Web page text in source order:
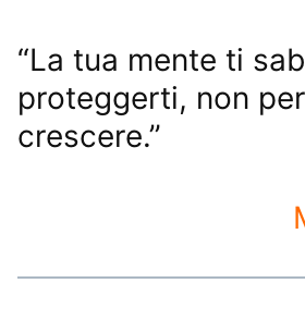
“La tua mente ti
proteggerti, non
crescere.”